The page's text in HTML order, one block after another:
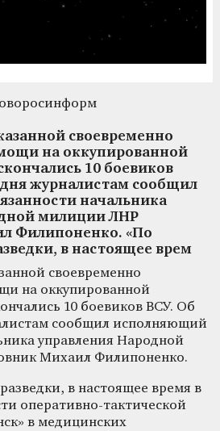
своевременно
на оккупированной
10 боевиков
журналистам сообщил
начальника
милиции ЛНР
Филипоненко. «По
в настоящее врем
своевременно
на оккупированной
10 боевиков ВСУ. Об
сообщил исполняющий
управления Народной
Михаил Филипоненко.
в настоящее время в
оперативно-тактической
в медицинских